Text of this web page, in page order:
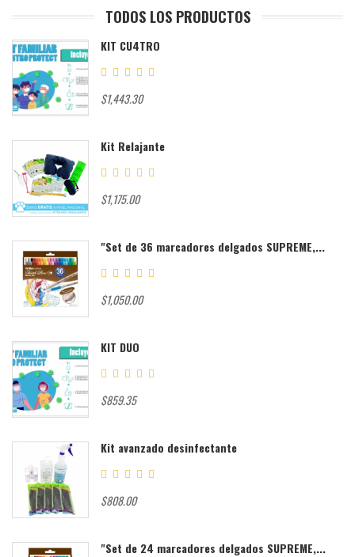
TODOS LOS PRODUCTOS
KIT CU4TRO
$1,443.30
Kit Relajante
$1,175.00
"Set de 36 marcadores delgados SUPREME,...
$1,050.00
KIT DUO
$859.35
Kit avanzado desinfectante
$808.00
"Set de 24 marcadores delgados SUPREME,...